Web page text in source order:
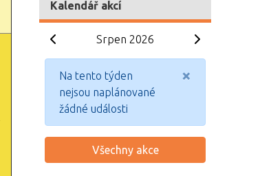
Kalendář akcí
Srpen 2026
×
Na tento týden
nejsou naplánované
žádné události
Všechny akce